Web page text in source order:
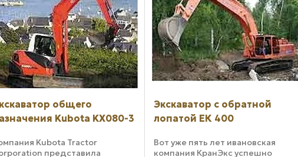
общего
Kubota KX080-3
Kubota Tractor
представила
Экскаватор с обратной
лопатой ЕК 400
Вот уже пять лет ивановская
компания КранЭкс успешно